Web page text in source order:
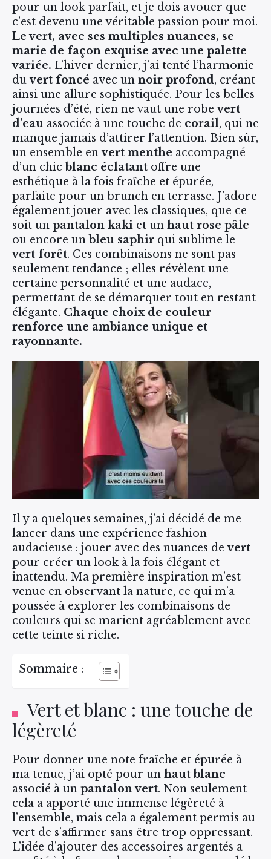
pour un look parfait, et je dois avouer que
c’est devenu une véritable passion pour moi.
Le vert, avec ses multiples nuances, se
marie de façon exquise avec une palette
variée. L’hiver dernier, j’ai tenté l’harmonie
duvert foncé avec un noir profond, créant
ainsi une allure sophistiquée. Pour les belles
journées d’été, rien ne vaut une robevert
d’eau associée à une touche de corail, qui ne
manque jamais d’attirer l’attention. Bien sûr,
un ensemble envert menthe accompagné
d’un chic blanc éclatant offre une
esthétique à la fois fraîche et épurée,
parfaite pour un brunch en terrasse. J’adore
également jouer avec les classiques, que ce
soit un pantalon kaki et un haut rose pâle
ou encore un bleu saphir qui sublime le
vert forêt. Ces combinaisons ne sont pas
seulement tendance ; elles révèlent une
certaine personnalité et une audace,
permettant de se démarquer tout en restant
élégante. Chaque choix de couleur
renforce une ambiance unique et
rayonnante.
Il y a quelques semaines, j’ai décidé de me
lancer dans une expérience fashion
audacieuse : jouer avec des nuances devert
pour créer un look à la fois élégant et
inattendu. Ma première inspiration m’est
venue en observant la nature, ce qui m’a
poussée à explorer les combinaisons de
couleurs qui se marient agréablement avec
cette teinte si riche.
Sommaire :
Vert et blanc : une touche de
légèreté
Pour donner une note fraîche et épurée à
ma tenue, j’ai opté pour un haut blanc
associé à un pantalon vert. Non seulement
cela a apporté une immense légèreté à
l’ensemble, mais cela a également permis au
vert de s’affirmer sans être trop oppressant.
L’idée d’ajouter des accessoires argentés a